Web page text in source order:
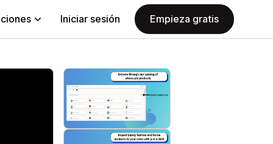
Iniciar sesión Empieza gratis